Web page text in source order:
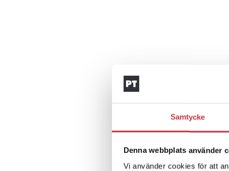
Samtycke
Denna webbplats använder
Vi använder cookies för att